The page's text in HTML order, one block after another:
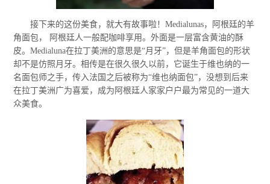
接下来的这份美食，就大有故事啦！Medialunas，阿根廷的羊
角面包， 阿根廷人一般配咖啡享用。外面是一层富含黄油的酥
皮。Medialuna在拉丁美洲的意思是“月牙”，但是羊角面包的形状
却不是仿照月牙。相传是在很久很久以前，它诞生于维也纳的一
名面包师之手，传入法国之后被称为“维也纳面包”，没想到后来
在拉丁美洲广为喜爱，成为阿根廷人家家户户最为常见的一道大
众美食。